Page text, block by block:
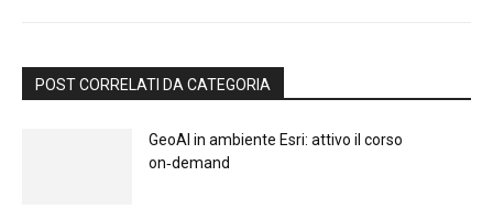
POST CORRELATI DA CATEGORIA
GeoAI in ambiente Esri: attivo il corso
on‑demand